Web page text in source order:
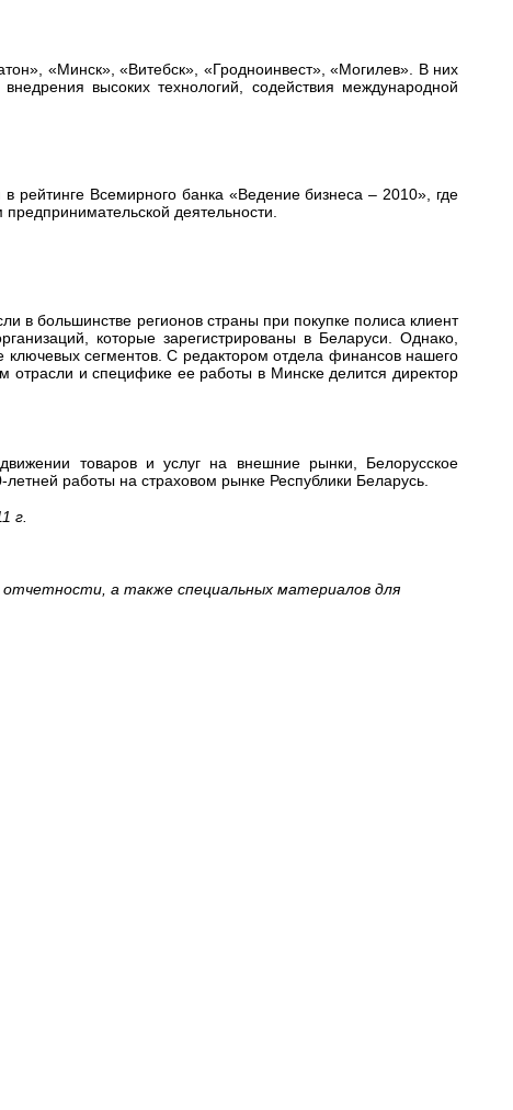
«Минск», «Витебск», «Гродноинвест», «Могилев». В них
высоких технологий, содействия международной
рейтинге Всемирного банка «Ведение бизнеса – 2010», где
деятельности.
в большинстве регионов страны при покупке полиса клиент
которые зарегистрированы в Беларуси. Однако,
сегментов. С редактором отдела финансов нашего
и специфике ее работы в Минске делится директор
товаров и услуг на внешние рынки, Белорусское
работы на страховом рынке Республики Беларусь.
г.
а также специальных материалов для